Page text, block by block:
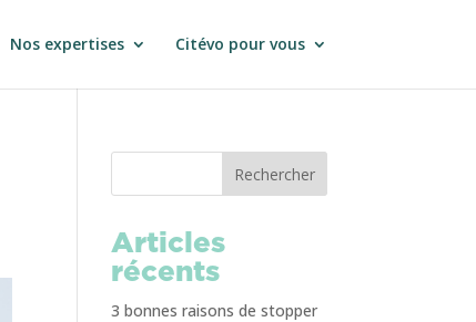
Nos expertises Citévo pour vous
Rechercher
Articles
récents
3 bonnes raisons de stopper